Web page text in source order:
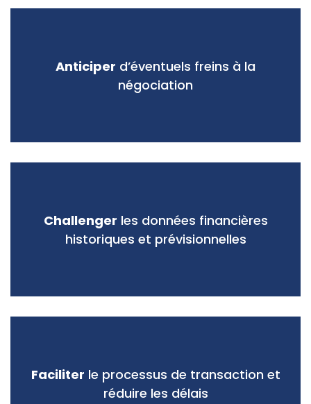
Anticiper d’éventuels freins à la
négociation
Challenger les données financières
historiques et prévisionnelles
Faciliter le processus de transaction et
réduire les délais